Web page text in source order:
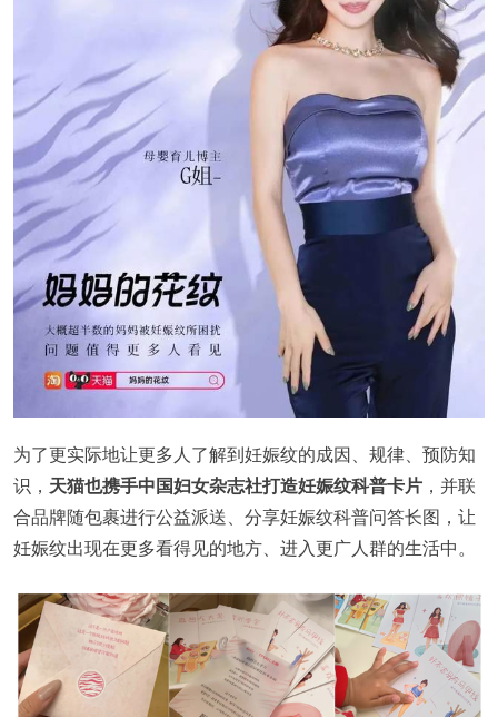
为了更实际地让更多人了解到妊娠纹的成因、规律、预防知
识， 天猫也携手中国妇女杂志社打造妊娠纹科普卡片 ，并联
合品牌随包裹进行公益派送、分享妊娠纹科普问答长图，让
妊娠纹出现在更多看得⻅的地方、进入更广人群的生活中。